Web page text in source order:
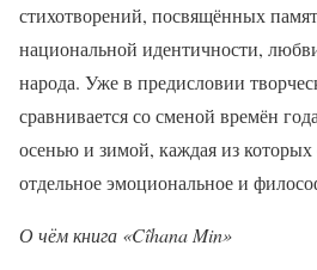
стихотворений, посвящённых
национальной идентичности,
народа. Уже в предисловии
сравнивается со сменой времён
осенью и зимой, каждая из
отдельное эмоциональное и
О чём книга «Cîhana Min»